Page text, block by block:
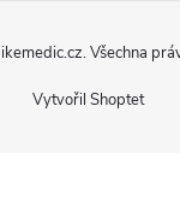
Vytvořil Shoptet
. Všechna